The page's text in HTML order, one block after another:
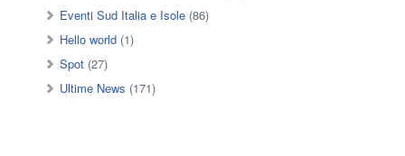
Eventi Sud Italia e Isole (86)
Hello world (1)
Spot (27)
Ultime News (171)